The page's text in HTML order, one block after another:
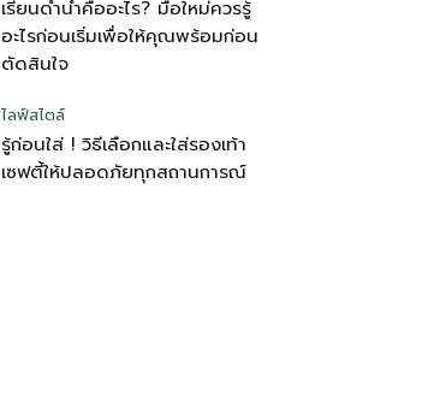
เรียนดำน้ำคืออะไร? มือใหม่ควรรู้
อะไรก่อนเริ่มเพื่อให้คุณพร้อมก่อน
ตัดสินใจ
ไลฟ์สไตล์
รู้ก่อนใส่ ! วิธีเลือกและใส่รองเท้า
เซฟตี้ให้ปลอดภัยทุกสถานการณ์